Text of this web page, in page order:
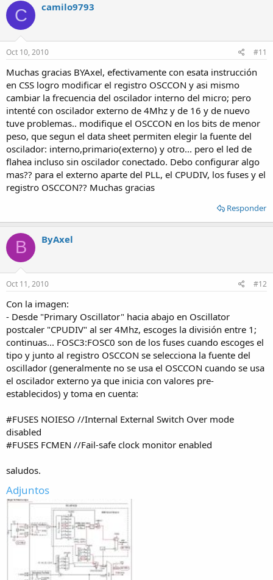
C camilo9793
Oct 10, 2010 #11
Muchas gracias BYAxel, efectivamente con esata instrucción
en CSS logro modificar el registro OSCCON y asi mismo
cambiar la frecuencia del oscilador interno del micro; pero
intenté con oscilador externo de 4Mhz y de 16 y de nuevo
tuve problemas.. modifique el OSCCON en los bits de menor
peso, que segun el data sheet permiten elegir la fuente del
oscilador: interno,primario(externo) y otro... pero el led de
flahea incluso sin oscilador conectado. Debo configurar algo
mas?? para el externo aparte del PLL, el CPUDIV, los fuses y el
registro OSCCON?? Muchas gracias
Responder
B ByAxel
Oct 11, 2010 #12
Con la imagen:
- Desde "Primary Oscillator" hacia abajo en Oscillator
postcaler "CPUDIV" al ser 4Mhz, escoges la división entre 1;
continuas... FOSC3:FOSC0 son de los fuses cuando escoges el
tipo y junto al registro OSCCON se selecciona la fuente del
oscillador (generalmente no se usa el OSCCON cuando se usa
el oscilador externo ya que inicia con valores pre-
establecidos) y toma en cuenta:
#FUSES NOIESO //Internal External Switch Over mode
disabled
#FUSES FCMEN //Fail-safe clock monitor enabled
saludos.
Adjuntos